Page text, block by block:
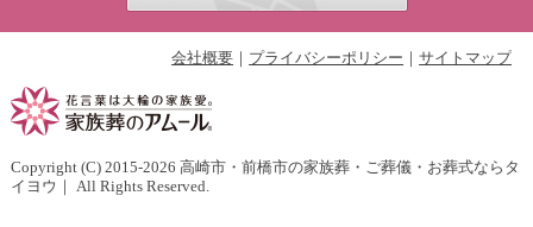
会社概要 プライバシーポリシー サイトマップ
Copyright (C) 2015-2026 高崎市・前橋市の家族葬・ご葬儀・お葬式ならタ
イヨウ ｜ All Rights Reserved.